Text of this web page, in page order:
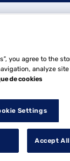
08:00 - 12:00
08:00 - 12:00
08:00 - 12:00
you agree to the
analyze
de cookies
Settings
Accept